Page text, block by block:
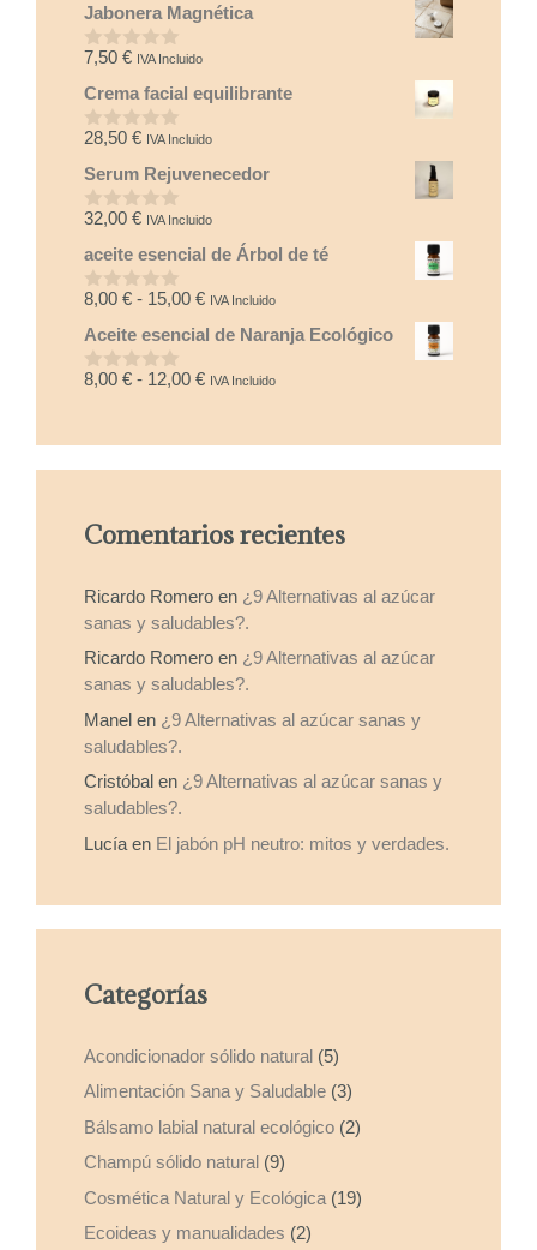
e
5
Jabonera Magnética
0
e
5
7,50 € IVA Incluido
Crema facial equilibrante
0
e
5
28,50 € IVA Incluido
Serum Rejuvenecedor
0
e
5
32,00 € IVA Incluido
aceite esencial de Árbol de té
0
e
5
8,00 € - 15,00 €Rango
de
desde
IVA Incluido
Aceite esencial de Naranja Ecológico
0
8,00 € - 12,00 €Rango
12,00 €
IVA Incluido
Comentarios recientes
Ricardo Romero en ¿9 Alternativas al azúcar
sanas y saludables?.
Ricardo Romero en ¿9 Alternativas al azúcar
sanas y saludables?.
Manel en ¿9 Alternativas al azúcar sanas y
saludables?.
Cristóbal en ¿9 Alternativas al azúcar sanas y
saludables?.
Lucía en El jabón pH neutro: mitos y verdades.
Categorías
Acondicionador sólido natural (5)
Alimentación Sana y Saludable (3)
Bálsamo labial natural ecológico (2)
Champú sólido natural (9)
Cosmética Natural y Ecológica (19)
Ecoideas y manualidades (2)